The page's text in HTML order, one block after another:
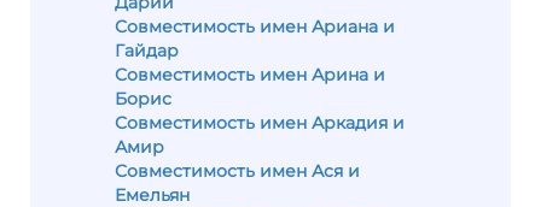
Совместимость имен Ариана и
Гайдар
Совместимость имен Арина и
Борис
Совместимость имен Аркадия и
Амир
Совместимость имен Ася и
Емельян